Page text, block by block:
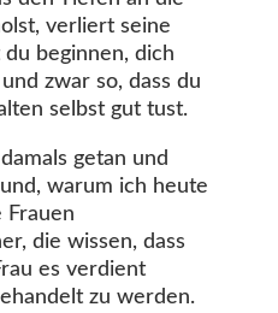
verliert seine
beginnen, dich
zwar so, dass du
selbst gut tust.
getan und
warum ich heute
Frauen
die wissen, dass
es verdient
zu werden.